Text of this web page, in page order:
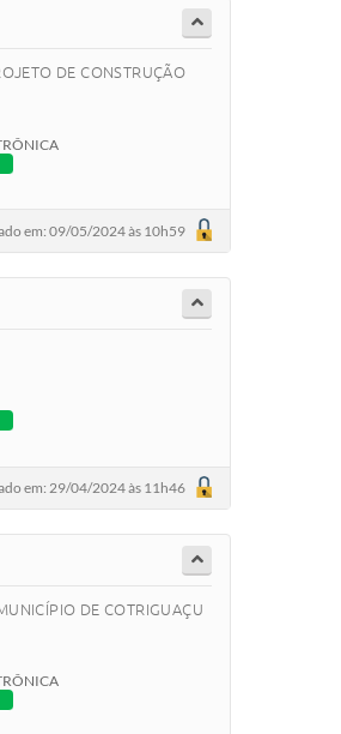
DE CONSTRUÇÃO
em: 09/05/2024 às 10h59
em: 29/04/2024 às 11h46
DE COTRIGUAÇU